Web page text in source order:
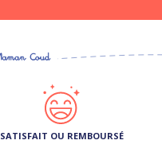
SATISFAIT OU REMBOURSÉ